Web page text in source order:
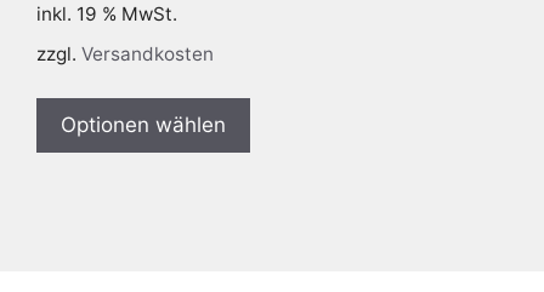
inkl. 19 % MwSt.
zzgl. Versandkosten
Optionen wählen